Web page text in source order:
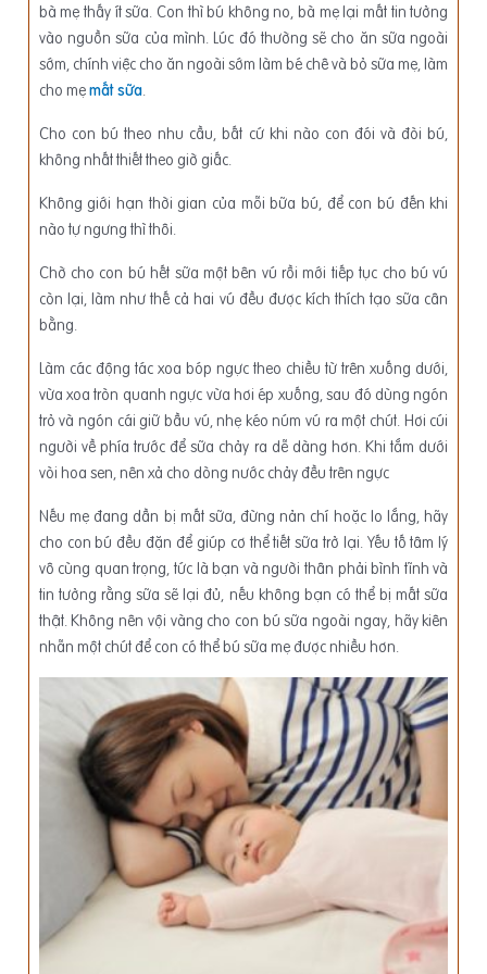
bà mẹ thấy ít sữa. Con thì bú không no, bà mẹ lại mất tin tưởng
vào nguồn sữa của mình. Lúc đó thường sẽ cho ăn sữa ngoài
sớm, chính việc cho ăn ngoài sớm làm bé chê và bỏ sữa mẹ, làm
cho mẹmất sữa.
Cho con bú theo nhu cầu, bất cứ khi nào con đói và đòi bú,
không nhất thiết theo giờ giấc.
Không giới hạn thời gian của mỗi bữa bú, để con bú đến khi
nào tự ngưng thì thôi.
Chờ cho con bú hết sữa một bên vú rồi mới tiếp tục cho bú vú
còn lại, làm như thế cả hai vú đều được kích thích tạo sữa cân
bằng.
Làm các động tác xoa bóp ngực theo chiều từ trên xuống dưới,
vừa xoa tròn quanh ngực vừa hơi ép xuống, sau đó dùng ngón
trỏ và ngón cái giữ bầu vú, nhẹ kéo núm vú ra một chút. Hơi cúi
người về phía trước để sữa chảy ra dễ dàng hơn. Khi tắm dưới
vòi hoa sen, nên xả cho dòng nước chảy đều trên ngực
Nếu mẹ đang dần bị mất sữa, đừng nản chí hoặc lo lắng, hãy
cho con bú đều đặn để giúp cơ thể tiết sữa trở lại. Yếu tố tâm lý
vô cùng quan trọng, tức là bạn và người thân phải bình tĩnh và
tin tưởng rằng sữa sẽ lại đủ, nếu không bạn có thể bị mất sữa
thật. Không nên vội vàng cho con bú sữa ngoài ngay, hãy kiên
nhẫn một chút để con có thể bú sữa mẹ được nhiều hơn.